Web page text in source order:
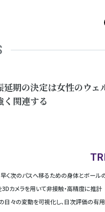
延期の決定は女性のウェ
く関連する
く次のパスへ移るための身体とボール
カメラを用いて非接触・高精度に推計
日々の変動を可視化し、日次評価の有